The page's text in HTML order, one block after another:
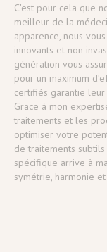
C'est pour cela que
meilleur de la
apparence, nous
innovants et non
génération vous
pour un maximum
certifiés garantie
Grace à mon
traitements et les
optimiser votre
de traitements
spécifique arrive à
symétrie, harmonie